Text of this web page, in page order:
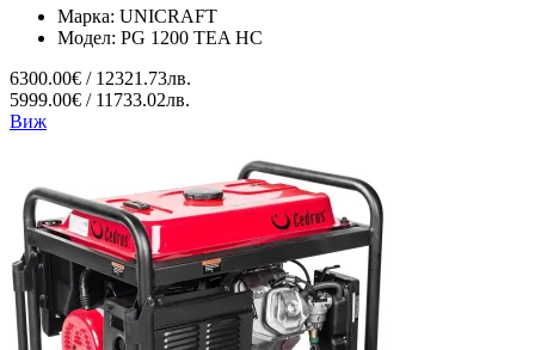
Марка: UNICRAFT
Модел: PG 1200 TEA HC
6300.00€ / 12321.73лв.
5999.00€ / 11733.02лв.
Виж